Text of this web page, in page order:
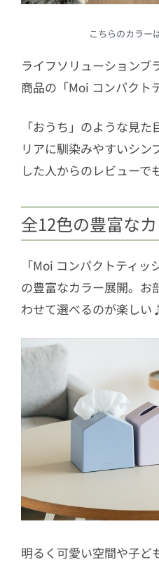
こちらのカラー
ライフソリューションブ
商品の「Moi コンパクト
「おうち」のような見
リアに馴染みやすいシン
した人からのレビューで
全12色の豊富な
「Moi コンパクトティ
の豊富なカラー展開。お
わせて選べるのが楽しい
明るく可愛い空間や子ど